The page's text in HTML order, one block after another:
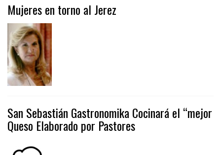
Mujeres en torno al Jerez
San Sebastián Gastronomika Cocinará el “mejor
Queso Elaborado por Pastores